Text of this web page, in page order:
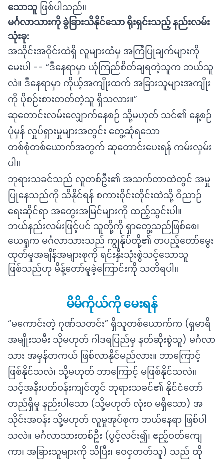
သောသူ ဖြစ်ပါသည်။
မင်္ဂလာသားကို ခွဲခြားသိနိုင်သော ရိုးရှင်းသည့် နည်းလမ်း
သုံးခု:
အသိုင်းအဝိုင်းထဲရှိ လူများထံမှ အကြံပြုချက်များကို
မေးပါ -- “ဒီနေရာမှာ ယုံကြည်စိတ်ချရတဲ့သူက ဘယ်သူ
လဲ။ ဒီနေရာမှာ ကိုယ့်အကျိုးထက် အခြားသူများအကျိုး
ကို ပိုစဉ်းစားတတ်တဲ့သူ ရှိသလား။”
ဆုတောင်းလမ်းလျှောက်နေစဉ် သို့မဟုတ် သင်၏ နေ့စဉ်
ပုံမှန် လှုပ်ရှားမှုများအတွင်း တွေ့ဆုံရသော
တစ်စုံတစ်ယောက်အတွက် ဆုတောင်းပေးရန် ကမ်းလှမ်း
ပါ။
ဘုရားသခင်သည် လူတစ်ဦး၏ အသက်တာထဲတွင် အမှု
ပြုနေသည်ကို သိနိုင်ရန် စကားဝိုင်းတိုင်းထဲသို့ ဝိညာဉ်
ရေးဆိုင်ရာ အတွေးအမြင်များကို ထည့်သွင်းပါ။
ဘယ်နည်းလမ်းဖြင့်ပင် သူတို့ကို ရှာတွေ့သည်ဖြစ်စေ၊
ယေရှုက မင်္ဂလာသားသည် ကျွန်ုပ်တို့၏ တပည့်တော်မွေး
ထုတ်မှုအချိန်အများစုကို ရင်းနှီးသုံးစွဲသင့်သောသူ
ဖြစ်သည်ဟု မိန့်တော်မူခဲ့ကြောင်းကို သတိရပါ။
မိမိကိုယ်ကို မေးရန်
“မကောင်းတဲ့ ဂုဏ်သတင်း” ရှိသူတစ်ယောက်က (ရှမာရိ
အမျိုးသမီး သိုမဟုတ် ဂါဒရပြည်မှ နတ်ဆိုးစွဲသူ) မင်္ဂလာ
သား အမှန်တကယ် ဖြစ်လာနိုင်မည်လား။ ဘာကြောင့်
ဖြစ်နိုင်သလဲ၊ သို့မဟုတ် ဘာကြောင့် မဖြစ်နိုင်သလဲ။
သင့်အနီးပတ်ဝန်းကျင်တွင် ဘုရားသခင်၏ နိုင်ငံတော်
တည်ရှိမှု နည်းပါသော (သို့မဟုတ် လုံးဝ မရှိသော) အ
သိုင်းအဝန်း သို့မဟုတ် လူမှုအုပ်စုက ဘယ်နေရာ ဖြစ်ပါ
သလဲ။ မင်္ဂလာသားတစ်ဦး (ပွင့်လင်း၍၊ ဧည့်ဝတ်ကျေ
ကာ၊ အခြားသူများကို သိပြီး၊ ဝေငှတတ်သူ) သည် ထို